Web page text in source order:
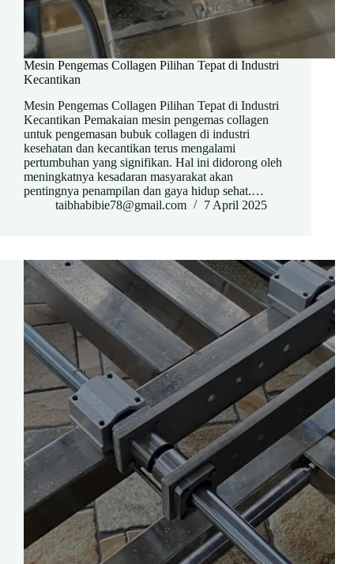
Mesin Pengemas Collagen Pilihan Tepat di Industri
Kecantikan
Mesin Pengemas Collagen Pilihan Tepat di Industri
Kecantikan Pemakaian mesin pengemas collagen
untuk pengemasan bubuk collagen di industri
kesehatan dan kecantikan terus mengalami
pertumbuhan yang signifikan. Hal ini didorong oleh
meningkatnya kesadaran masyarakat akan
pentingnya penampilan dan gaya hidup sehat.…
taibhabibie78@gmail.com
7 April 2025